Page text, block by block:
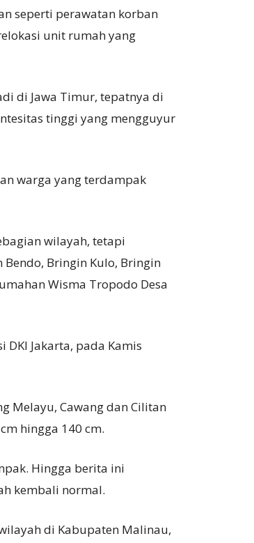
seperti perawatan korban
unit rumah yang
di Jawa Timur, tepatnya di
tinggi yang mengguyur
warga yang terdampak
wilayah, tetapi
Bringin Kulo, Bringin
Wisma Tropodo Desa
Jakarta, pada Kamis
Melayu, Cawang dan Cilitan
hingga 140 cm.
Hingga berita ini
kembali normal.
di Kabupaten Malinau,